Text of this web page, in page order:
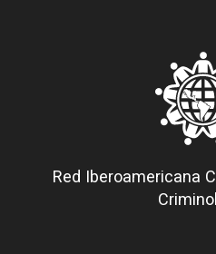
Red Iberoamericana